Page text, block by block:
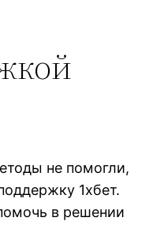
не помогли,
1хбет.
в решении